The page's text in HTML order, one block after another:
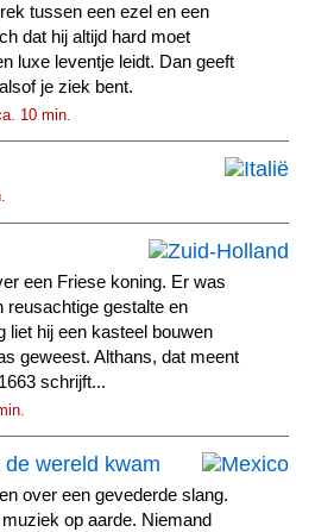
tussen een ezel en een
dat hij altijd hard moet
luxe leventje leidt. Dan geeft
je ziek bent.
10 min.
een Friese koning. Er was
reusachtige gestalte en
liet hij een kasteel bouwen
geweest. Althans, dat meent
schrijft...
wereld kwam
over een gevederde slang.
op aarde. Niemand